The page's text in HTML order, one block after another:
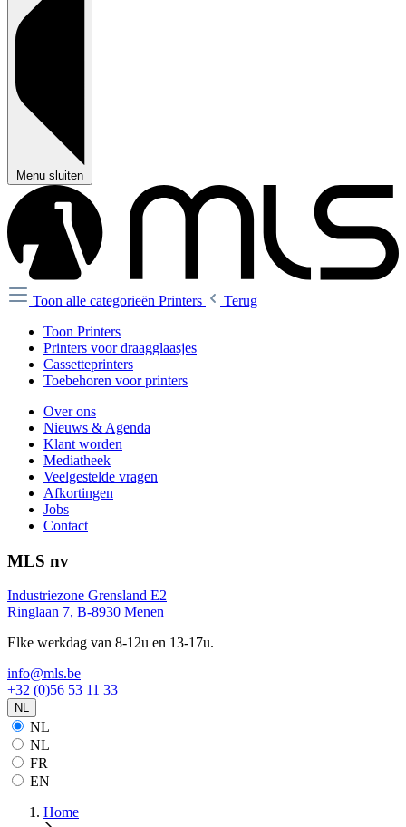
Menu sluiten
Toon alle categorieën Printers
Terug
Toon Printers
Printers voor draagglaasjes
Cassetteprinters
Toebehoren voor printers
Over ons
Nieuws & Agenda
Klant worden
Mediatheek
Veelgestelde vragen
Afkortingen
Jobs
Contact
MLS nv
Industriezone Grensland E2
Ringlaan 7, B-8930 Menen
Elke werkdag van 8-12u en 13-17u.
info@mls.be
+32 (0)56 53 11 33
NL
NL
NL
FR
EN
Home